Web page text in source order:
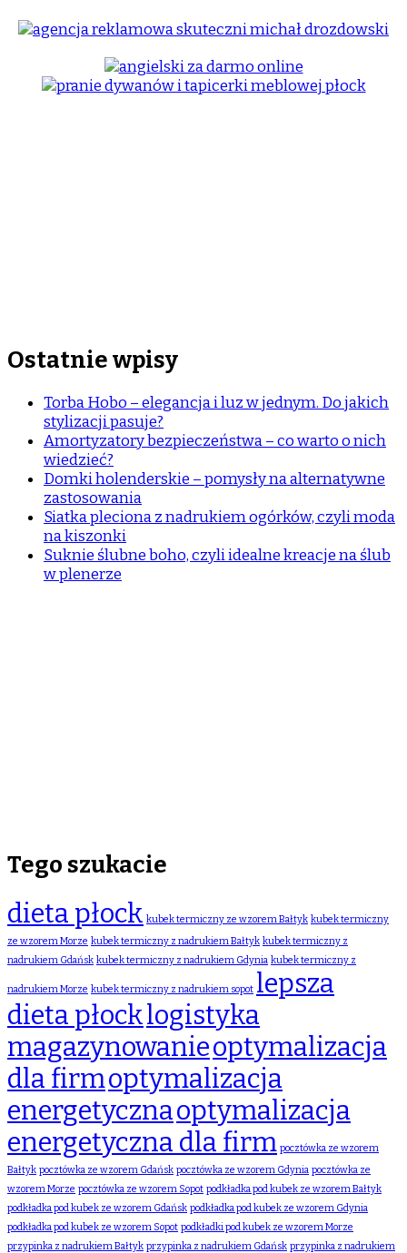
Ostatnie wpisy
Torba Hobo – elegancja i luz w jednym. Do jakich
stylizacji pasuje?
Amortyzatory bezpieczeństwa – co warto o nich
wiedzieć?
Domki holenderskie – pomysły na alternatywne
zastosowania
Siatka pleciona z nadrukiem ogórków, czyli moda
na kiszonki
Suknie ślubne boho, czyli idealne kreacje na ślub
w plenerze
Tego szukacie
dieta płock kubek termiczny ze wzorem Bałtyk kubek termiczny
ze wzorem Morze kubek termiczny z nadrukiem Bałtyk kubek termiczny z
nadrukiem Gdańsk kubek termiczny z nadrukiem Gdynia kubek termiczny z
nadrukiem Morze kubek termiczny z nadrukiem sopot lepsza
dieta płocklogistyka
magazynowanieoptymalizacja
dla firmoptymalizacja
energetycznaoptymalizacja
energetyczna dla firm pocztówka ze wzorem
Bałtyk pocztówka ze wzorem Gdańsk pocztówka ze wzorem Gdynia pocztówka ze
wzorem Morze pocztówka ze wzorem Sopot podkładka pod kubek ze wzorem Bałtyk
podkładka pod kubek ze wzorem Gdańsk podkładka pod kubek ze wzorem Gdynia
podkładka pod kubek ze wzorem Sopot podkładki pod kubek ze wzorem Morze
przypinka z nadrukiem Bałtyk przypinka z nadrukiem Gdańsk przypinka z nadrukiem